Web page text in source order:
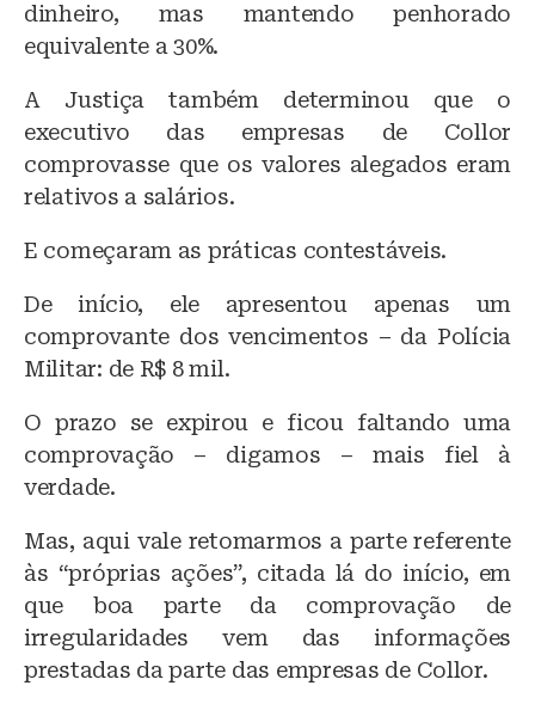
dinheiro, mas mantendo penhorado
equivalente a 30%.
A Justiça também determinou que o
executivo das empresas de Collor
comprovasse que os valores alegados eram
relativos a salários.
E começaram as práticas contestáveis.
De início, ele apresentou apenas um
comprovante dos vencimentos – da Polícia
Militar: de R$ 8 mil.
O prazo se expirou e ficou faltando uma
comprovação – digamos – mais fiel à
verdade.
Mas, aqui vale retomarmos a parte referente
às “próprias ações”, citada lá do início, em
que boa parte da comprovação de
irregularidades vem das informações
prestadas da parte das empresas de Collor.